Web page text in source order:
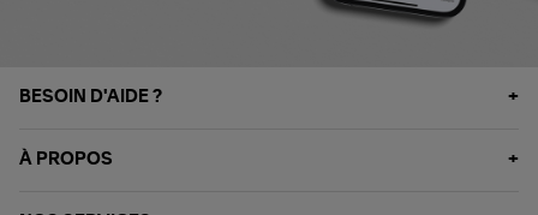
BESOIN D'AIDE ?
À PROPOS